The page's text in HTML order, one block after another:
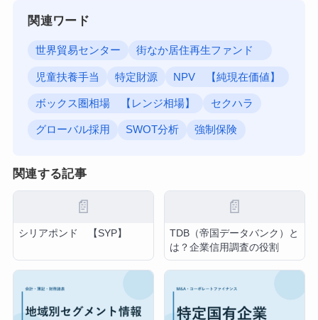
関連ワード
世界貿易センター 街なか居住再生ファンド
児童扶養手当 特定財源 NPV 【純現在価値】
ボックス圏相場 【レンジ相場】 セクハラ
グローバル採用 SWOT分析 強制保険
関連する記事
📄
シリアポンド 【SYP】
📄
TDB（帝国データバンク）と
は？企業信用調査の役割